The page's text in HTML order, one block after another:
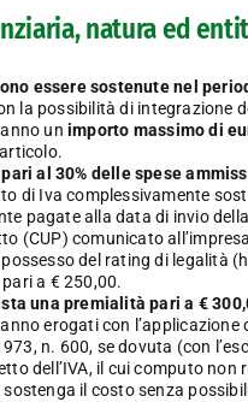
natura ed
essere sostenute nel
la possibilità di integrazione
un importo massimo di
al 30% delle spese
di Iva complessivamente
pagate alla data di invio
(CUP) comunicato
del rating di legalità (
a € 250,00.
una premialità pari a €
erogati con l’applicazione
n. 600, se dovuta (con
dell’IVA, il cui computo
sostenga il costo senza